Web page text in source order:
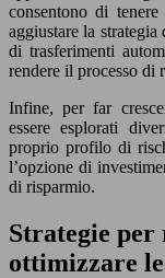
consentono di
aggiustare la
di trasferimenti
rendere il processo di
Infine, per far
essere esplorati
proprio profilo di
l’opzione di
di risparmio.
Strategie
ottimizzare